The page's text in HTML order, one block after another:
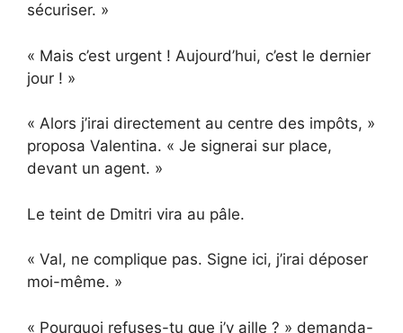
sécuriser. »
« Mais c’est urgent ! Aujourd’hui, c’est le dernier
jour ! »
« Alors j’irai directement au centre des impôts, »
proposa Valentina. « Je signerai sur place,
devant un agent. »
Le teint de Dmitri vira au pâle.
« Val, ne complique pas. Signe ici, j’irai déposer
moi-même. »
« Pourquoi refuses-tu que j’y aille ? » demanda-